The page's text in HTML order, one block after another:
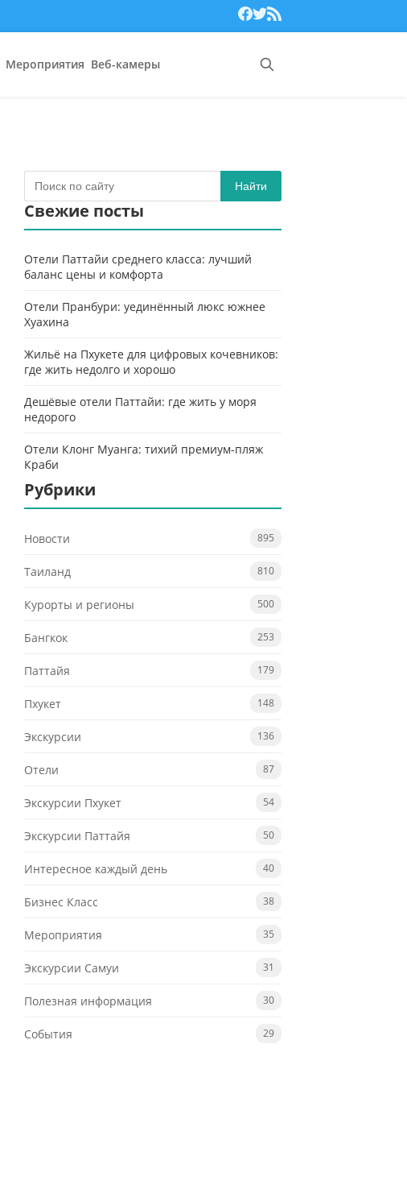
Мероприятия Веб-камеры
Найти
Свежие посты
Отели Паттайи среднего класса: лучший
баланс цены и комфорта
Отели Пранбури: уединённый люкс южнее
Хуахина
Жильё на Пхукете для цифровых кочевников:
где жить недолго и хорошо
Дешёвые отели Паттайи: где жить у моря
недорого
Отели Клонг Муанга: тихий премиум-пляж
Краби
Рубрики
Новости 895
Таиланд 810
Курорты и регионы 500
Бангкок 253
Паттайя 179
Пхукет 148
Экскурсии 136
Отели 87
Экскурсии Пхукет 54
Экскурсии Паттайя 50
Интересное каждый день 40
Бизнес Класс 38
Мероприятия 35
Экскурсии Самуи 31
Полезная информация 30
События 29